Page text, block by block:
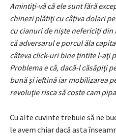
Amintiţi-vă că ele sunt fără
chinezi plătiţi cu câţiva dolari
cu cianuri de nişte nefericiţi din
că adversarul e porcul ăla
câteva click-uri bine ţintite l-aţi
Problema e că, dacă-l căsăpiţi
bună şi ieftină iar mobilizarea
revoluţie risca să coste cam
Cu alte cuvinte trebuie să ne
le avem chiar dacă asta